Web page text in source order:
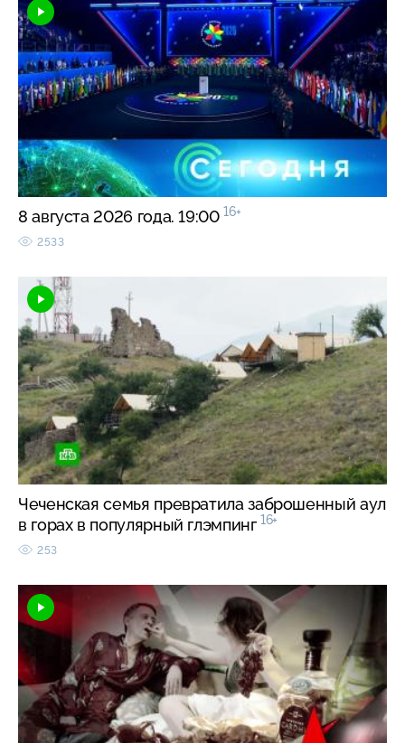
8 августа 2026 года. 19:00 16+
2533
Чеченская семья превратила заброшенный аул
в горах в популярный глэмпинг 16+
253